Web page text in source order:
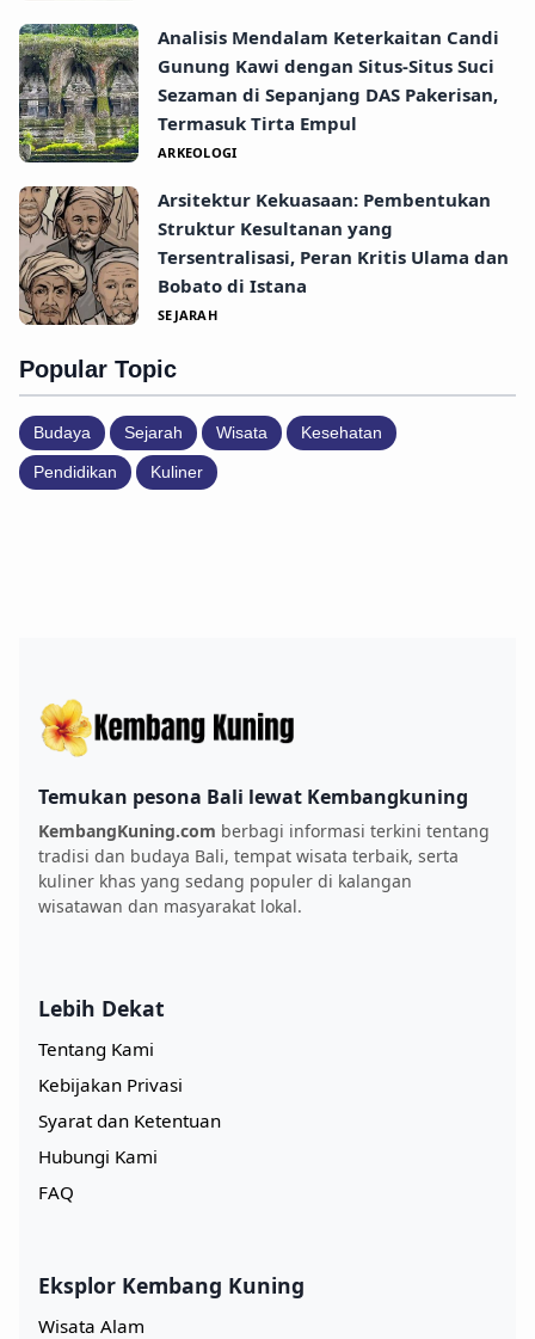
Analisis Mendalam Keterkaitan Candi
Gunung Kawi dengan Situs-Situs Suci
Sezaman di Sepanjang DAS Pakerisan,
Termasuk Tirta Empul
ARKEOLOGI
Arsitektur Kekuasaan: Pembentukan
Struktur Kesultanan yang
Tersentralisasi, Peran Kritis Ulama dan
Bobato di Istana
SEJARAH
Popular Topic
Budaya Sejarah Wisata Kesehatan
Pendidikan Kuliner
Temukan pesona Bali lewat Kembangkuning
KembangKuning.com berbagi informasi terkini tentang
tradisi dan budaya Bali, tempat wisata terbaik, serta
kuliner khas yang sedang populer di kalangan
wisatawan dan masyarakat lokal.
Lebih Dekat
Tentang Kami
Kebijakan Privasi
Syarat dan Ketentuan
Hubungi Kami
FAQ
Eksplor Kembang Kuning
Wisata Alam